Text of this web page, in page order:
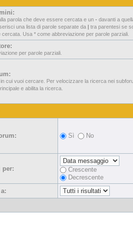
parola che deve essere cercata e un - davanti a
una lista di parole separate da | tra parentesi se
Usa * come abbreviazione per parole parziali.
per parole parziali.
cui vuoi cercare. Per velocizzare la ricerca nei
e abilita la ricerca.
Sì No
per:
Crescente
Decrescente